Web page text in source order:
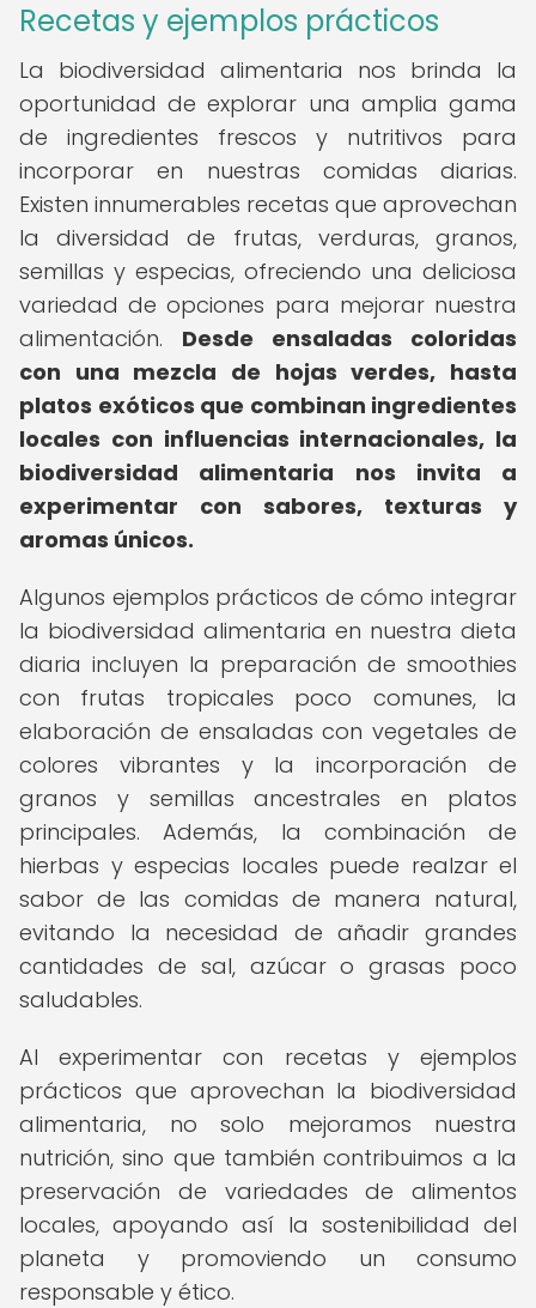
Recetas y ejemplos prácticos
La biodiversidad alimentaria nos brinda la
oportunidad de explorar una amplia gama
de ingredientes frescos y nutritivos para
incorporar en nuestras comidas diarias.
Existen innumerables recetas que aprovechan
la diversidad de frutas, verduras, granos,
semillas y especias, ofreciendo una deliciosa
variedad de opciones para mejorar nuestra
alimentación. Desde ensaladas coloridas
con una mezcla de hojas verdes, hasta
platos exóticos que combinan ingredientes
locales con influencias internacionales, la
biodiversidad alimentaria nos invita a
experimentar con sabores, texturas y
aromas únicos.
Algunos ejemplos prácticos de cómo integrar
la biodiversidad alimentaria en nuestra dieta
diaria incluyen la preparación de smoothies
con frutas tropicales poco comunes, la
elaboración de ensaladas con vegetales de
colores vibrantes y la incorporación de
granos y semillas ancestrales en platos
principales. Además, la combinación de
hierbas y especias locales puede realzar el
sabor de las comidas de manera natural,
evitando la necesidad de añadir grandes
cantidades de sal, azúcar o grasas poco
saludables.
Al experimentar con recetas y ejemplos
prácticos que aprovechan la biodiversidad
alimentaria, no solo mejoramos nuestra
nutrición, sino que también contribuimos a la
preservación de variedades de alimentos
locales, apoyando así la sostenibilidad del
planeta y promoviendo un consumo
responsable y ético.